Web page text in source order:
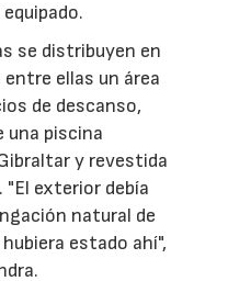
se distribuyen en
ellas un área
de descanso,
una piscina
y revestida
exterior debía
natural de
estado ahí",